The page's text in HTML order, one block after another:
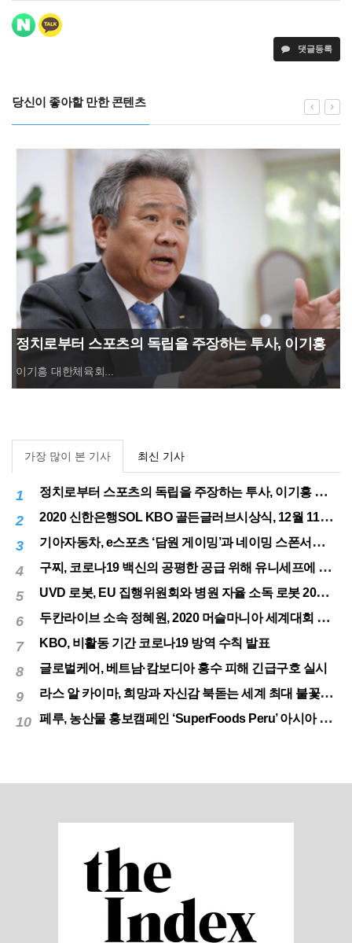
댓글등록
당신이 좋아할 만한 콘텐츠
정치로부터 스포츠의 독립을 주장하는 투사, 이기흥
대한체육회장 연임 성공
이기흥 대한체육회...
가장 많이 본 기사 최신 기사
1 정치로부터 스포츠의 독립을 주장하는 투사, 이기흥 대한체육회장 연임 성공
2 2020 신한은행SOL KBO 골든글러브시상식, 12월 11일(금) 시행
3 기아자동차, e스포츠 ‘담원 게이밍’과 네이밍 스폰서십 체결
4 구찌, 코로나19 백신의 공평한 공급 위해 유니세프에 50만달러 기부
5 UVD 로봇, EU 집행위원회와 병원 자율 소독 로봇 200대 공급 계약
6 두칸라이브 소속 정혜원, 2020 머슬마니아 세계대회 우승
7 KBO, 비활동 기간 코로나19 방역 수칙 발표
8 글로벌케어, 베트남·캄보디아 홍수 피해 긴급구호 실시
9 라스 알 카이마, 희망과 자신감 북돋는 세계 최대 불꽃놀이
10 페루, 농산물 홍보캠페인 ‘SuperFoods Peru’ 아시아 진출개척